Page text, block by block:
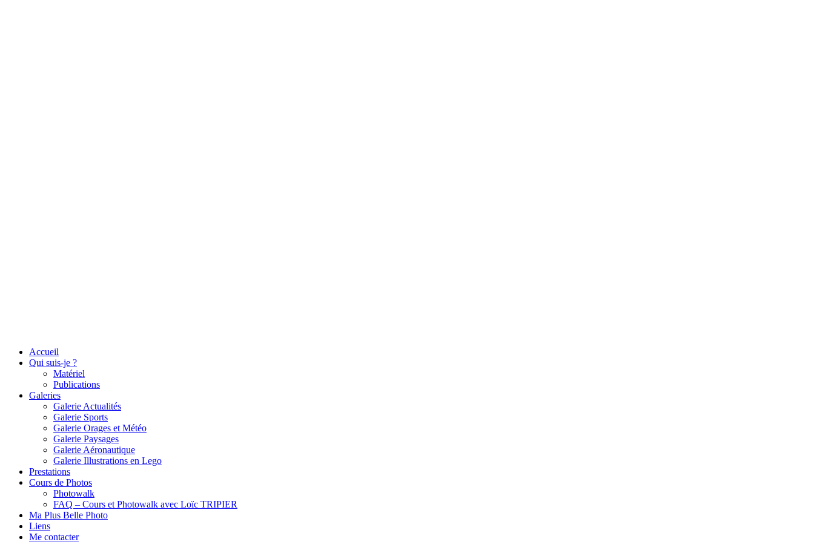
Accueil
Qui suis-je ?
Matériel
Publications
Galeries
Galerie Actualités
Galerie Sports
Galerie Orages et Météo
Galerie Paysages
Galerie Aéronautique
Galerie Illustrations en Lego
Prestations
Cours de Photos
Photowalk
FAQ – Cours et Photowalk avec Loïc TRIPIER
Ma Plus Belle Photo
Liens
Me contacter